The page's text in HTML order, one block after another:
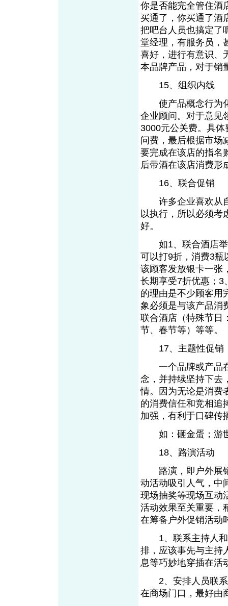
你是否能完全管住酒
买通了，你买通了酒
把吧台人员也搞定了
堂经理，有服务员，
喜好，进行有意识、
本品牌产品，对于销
15、组织内线
使产品概念行为化
企业顾问。对于意见
3000元公关费。具
问费，最后根据市场
要完成在该店的指名
后带酒在该店消费形
16、联合促销
许多企业喜欢从自
以执行，所以必须考
好。
如1、联合酒店举
可以打9折，消费3瓶
该顾客发放银卡一张
长期享受7折优惠；3
的理由是不少顾客用
象必须是与该产品消
联合酒店（特殊节日
节、春节等）等等。
17、主题性促销
一个品牌或产品在
念，并持续坚持下去
情。因为无论是消费
的消费信任和竞相追
加强，有利于口碑传
如：砸金蛋；游世
18、路演活动
路演，即户外展销
动活动吸引人气，中
现场抽奖等现场互动
活动效果至关重要，
在筹备户外促销活动
1、联系主持人和
排，应该事先与主持
息等巧妙地穿插在活
2、安排人员联系
在商场门口，最好由